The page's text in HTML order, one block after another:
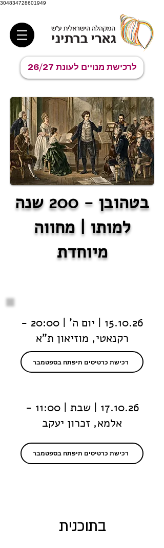
304834728601949
לרכישת מנויים לעונת 26/27
בטהובן - 200 שנה
למותו | מחווה
מיוחדת
15.10.26 | יום ה' | 20:00 -
רקנאטי, מוזיאון ת"א
רכישת כרטיסים תיפתח בספטמבר
17.10.26 | שבת | 11:00 -
אלמא, זכרון יעקב
רכישת כרטיסים תיפתח בספטמבר
בתוכנית